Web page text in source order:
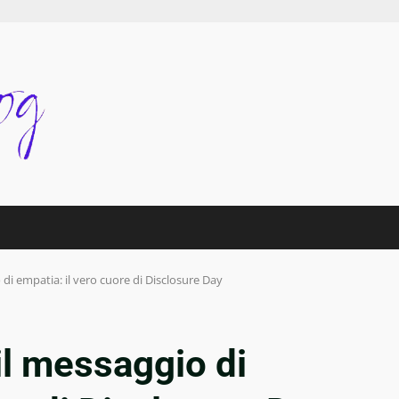
empatia: il vero cuore di Disclosure Day
messaggio di